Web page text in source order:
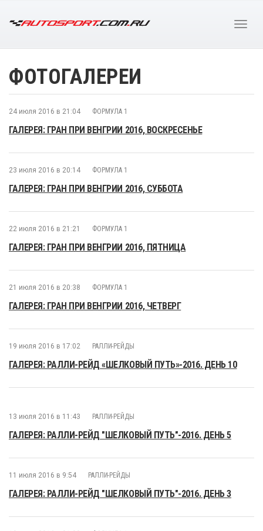
ФОТОГАЛЕРЕИ
24 июля 2016 в 21:04 ФОРМУЛА 1
ГАЛЕРЕЯ: ГРАН ПРИ ВЕНГРИИ 2016, ВОСКРЕСЕНЬЕ
23 июля 2016 в 20:14 ФОРМУЛА 1
ГАЛЕРЕЯ: ГРАН ПРИ ВЕНГРИИ 2016, СУББОТА
22 июля 2016 в 21:21 ФОРМУЛА 1
ГАЛЕРЕЯ: ГРАН ПРИ ВЕНГРИИ 2016, ПЯТНИЦА
21 июля 2016 в 20:38 ФОРМУЛА 1
ГАЛЕРЕЯ: ГРАН ПРИ ВЕНГРИИ 2016, ЧЕТВЕРГ
19 июля 2016 в 17:02 РАЛЛИ-РЕЙДЫ
ГАЛЕРЕЯ: РАЛЛИ-РЕЙД «ШЕЛКОВЫЙ ПУТЬ»-2016. ДЕНЬ 10
13 июля 2016 в 11:43 РАЛЛИ-РЕЙДЫ
ГАЛЕРЕЯ: РАЛЛИ-РЕЙД "ШЕЛКОВЫЙ ПУТЬ"-2016. ДЕНЬ 5
11 июля 2016 в 9:54 РАЛЛИ-РЕЙДЫ
ГАЛЕРЕЯ: РАЛЛИ-РЕЙД "ШЕЛКОВЫЙ ПУТЬ"-2016. ДЕНЬ 3